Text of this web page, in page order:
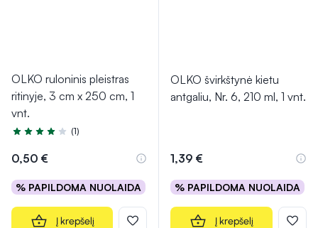
OLKO ruloninis pleistras
ritinyje, 3 cm x 250 cm, 1
vnt.
Įvertinimas 4.0 iš 5
(1)
0,50 €
% PAPILDOMA NUOLAIDA
Į krepšelį
OLKO švirkštynė kietu
antgaliu, Nr. 6, 210 ml, 1 vnt.
1,39 €
% PAPILDOMA NUOLAIDA
Į krepšelį